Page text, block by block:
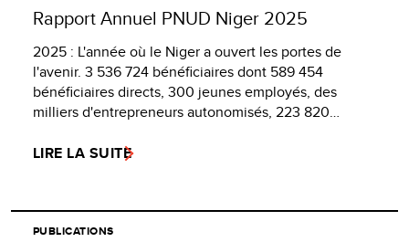
Rapport Annuel PNUD Niger 2025
2025 : L'année où le Niger a ouvert les portes de
l'avenir. 3 536 724 bénéficiaires dont 589 454
bénéficiaires directs, 300 jeunes employés, des
milliers d'entrepreneurs autonomisés, 223 820…
LIRE LA SUITE
PUBLICATIONS